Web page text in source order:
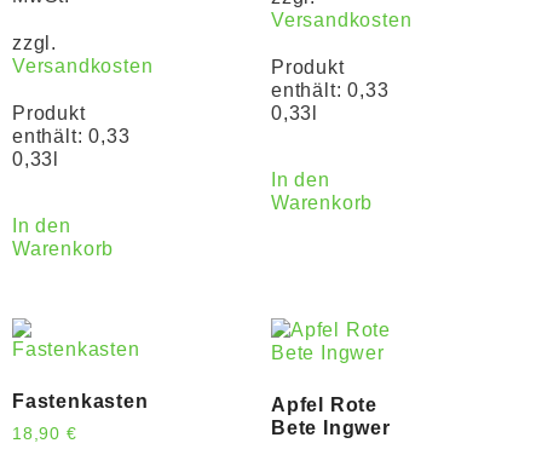
zzgl.
Versandkosten
Produkt
enthält: 0,33
0,33l
In den
Warenkorb
Versandkosten
Produkt
enthält: 0,33
0,33l
In den
Warenkorb
Fastenkasten
18,90 €
Apfel Rote
Bete Ingwer